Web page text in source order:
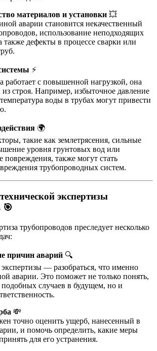
материалов и установки 💥
аварии становится некачественный
использование неподходящих
также дефекты в процессе сварки или
⚡
работает с повышенной нагрузкой, она
строя. Например, избыточное давление
воды в трубах могут привести
🌍
такие как землетрясения, сильные
уровня грунтовых вод или
повреждения, также могут стать
трубопроводных систем.
экспертизы
🎯
трубопроводов преследует несколько
причин аварий 🔍
экспертизы — разобраться, что именно
аварии. Это поможет не только понять,
подобных случаев в будущем, но и
💸
точно оценить ущерб, нанесенный в
и помочь определить, какие меры
для его устранения.